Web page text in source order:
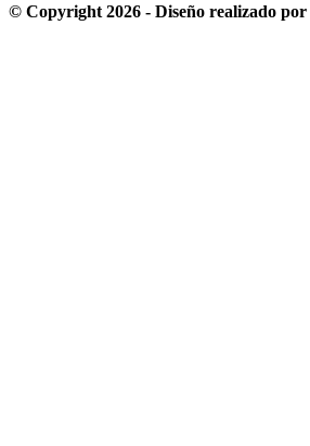
© Copyright 2026 - Diseño realizado por